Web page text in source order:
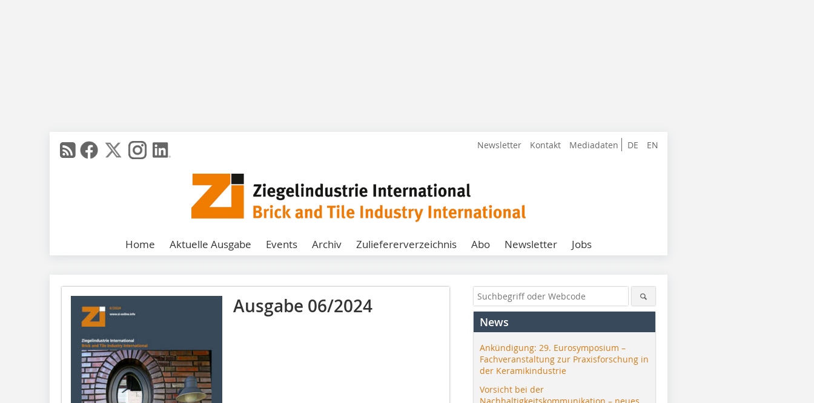
DE EN
Newsletter Kontakt Mediadaten
Home Aktuelle Ausgabe Events Archiv Zuliefererverzeichnis Abo Newsletter Jobs
Ausgabe 06/2024
News
Ankündigung: 29. Eurosymposium –
Fachveranstaltung zur Praxisforschung in
der Keramikindustrie
Vorsicht bei der